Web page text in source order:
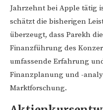
Jahrzehnt bei Apple tätig
schätzt die bisherigen
überzeugt, dass Parekh
Finanzführung des
umfassende Erfahrung
Finanzplanung und -
Marktforschung.